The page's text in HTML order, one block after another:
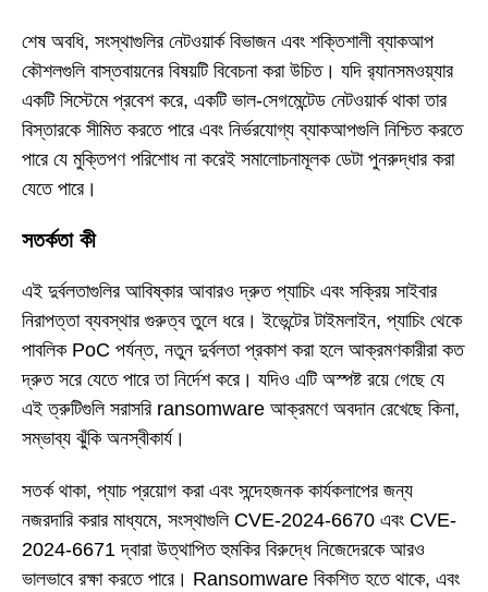
শেষ অবধি, সংস্থাগুলির নেটওয়ার্ক বিভাজন এবং শক্তিশালী ব্যাকআপ
কৌশলগুলি বাস্তবায়নের বিষয়টি বিবেচনা করা উচিত। যদি র‍্যানসমওয়্যার
একটি সিস্টেমে প্রবেশ করে, একটি ভাল-সেগমেন্টেড নেটওয়ার্ক থাকা তার
বিস্তারকে সীমিত করতে পারে এবং নির্ভরযোগ্য ব্যাকআপগুলি নিশ্চিত করতে
পারে যে মুক্তিপণ পরিশোধ না করেই সমালোচনামূলক ডেটা পুনরুদ্ধার করা
যেতে পারে।
সতর্কতা কী
এই দুর্বলতাগুলির আবিষ্কার আবারও দ্রুত প্যাচিং এবং সক্রিয় সাইবার
নিরাপত্তা ব্যবস্থার গুরুত্ব তুলে ধরে। ইভেন্টের টাইমলাইন, প্যাচিং থেকে
পাবলিক PoC পর্যন্ত, নতুন দুর্বলতা প্রকাশ করা হলে আক্রমণকারীরা কত
দ্রুত সরে যেতে পারে তা নির্দেশ করে। যদিও এটি অস্পষ্ট রয়ে গেছে যে
এই ত্রুটিগুলি সরাসরি ransomware আক্রমণে অবদান রেখেছে কিনা,
সম্ভাব্য ঝুঁকি অনস্বীকার্য।
সতর্ক থাকা, প্যাচ প্রয়োগ করা এবং সন্দেহজনক কার্যকলাপের জন্য
নজরদারি করার মাধ্যমে, সংস্থাগুলি CVE-2024-6670 এবং CVE-
2024-6671 দ্বারা উত্থাপিত হুমকির বিরুদ্ধে নিজেদেরকে আরও
ভালভাবে রক্ষা করতে পারে। Ransomware বিকশিত হতে থাকে, এবং